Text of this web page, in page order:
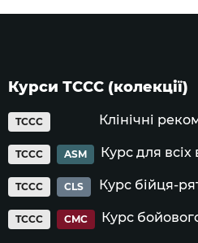
Курси ТССС (колекції)
TCCC Клінічні
TCCC ASM Курс для всіх
TCCC CLS Курс бійця-
TCCC CMC Курс